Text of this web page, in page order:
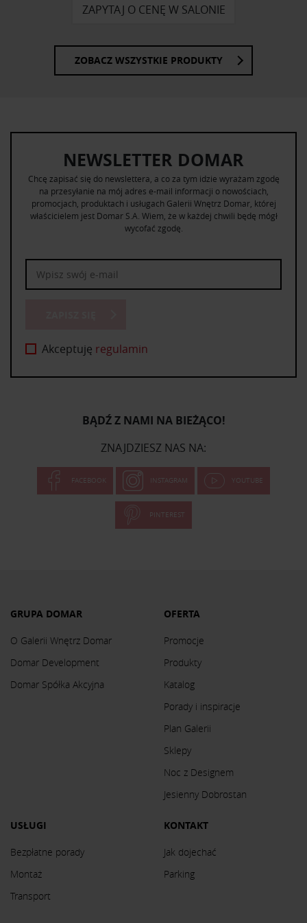
ZAPYTAJ O CENĘ W SALONIE
ZOBACZ WSZYSTKIE PRODUKTY
NEWSLETTER DOMAR
Chcę zapisać się do newslettera, a co za tym idzie wyrażam zgodę
na przesyłanie na mój adres e-mail informacji o nowościach,
promocjach, produktach i usługach Galerii Wnętrz Domar, której
właścicielem jest Domar S.A. Wiem, że w każdej chwili będę mógł
wycofać zgodę.
Akceptuję regulamin
BĄDŹ Z NAMI NA BIEŻĄCO!
ZNAJDZIESZ NAS NA:
FACEBOOK INSTAGRAM YOUTUBE
PINTEREST
GRUPA DOMAR
O Galerii Wnętrz Domar
Domar Development
Domar Spółka Akcyjna
OFERTA
Promocje
Produkty
Katalog
Porady i inspiracje
Plan Galerii
Sklepy
Noc z Designem
Jesienny Dobrostan
USŁUGI
Bezpłatne porady
Montaż
Transport
KONTAKT
Jak dojechać
Parking